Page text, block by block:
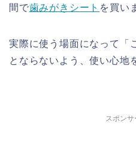
間で歯みがきシート を買い
実際に使う場面になって「
とならないよう、使い心地
スポンサ